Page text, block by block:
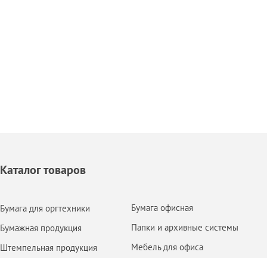
Каталог товаров
Бумага для оргтехники
Бумажная продукция
Штемпельная продукция
Бумага офисная
Папки и архивные системы
Мебель для офиса